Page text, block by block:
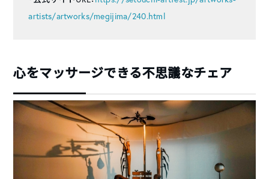
artists/artworks/megijima/240.html
心をマッサージできる不思議なチェア